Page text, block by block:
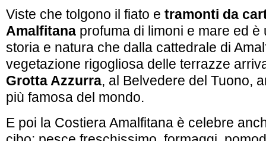
Viste che tolgono il fiato e tramonti da
Amalfitana profuma di limoni e mare ed è
storia e natura che dalla cattedrale di
vegetazione rigogliosa delle terrazze
Grotta Azzurra, al Belvedere del Tuono,
più famosa del mondo.
E poi la Costiera Amalfitana è celebre